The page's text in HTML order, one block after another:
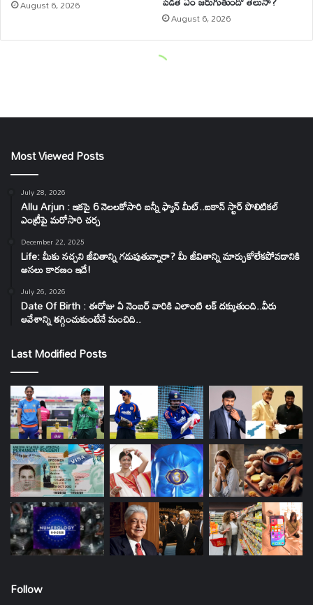
Most Viewed Posts
July 28, 2026
Allu Arjun : ఇకపై 6 నెలలకోసారి బన్నీ ఫ్యాన్ మీట్..ఐకాన్ స్టార్ పొలిటికల్
ఎంట్రీపై మరోసారి చర్చ
December 22, 2025
Life: మీకు నచ్చని జీవితాన్ని గడుపుతున్నారా? మీ జీవితాన్ని మార్చుకోలేకపోవడానికి
అసలు కారణం ఇదే!
July 26, 2026
Date Of Birth : ఈరోజు ఏ నెంబర్ వారికి ఎలాంటి లక్ దక్కుతుంది..వీరు
ఆవేశాన్ని తగ్గించుకుంటేనే మంచిది..
Last Modified Posts
Follow